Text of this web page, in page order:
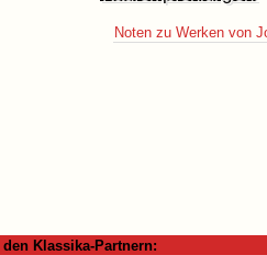
Noten zu Werken von
Klassika-Partnern: